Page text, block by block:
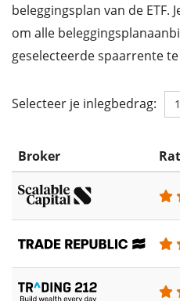
beleggingsplan van de ETF.
om alle
geselecteerde spaarrente
Selecteer je inlegbedrag:
Broker